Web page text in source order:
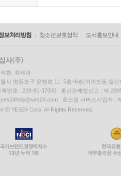
보처리방침 청소년보호정책 도서홍보안내
환, 최세라
시 영등포구 은행로 11, 5층~6층(여의도동,일신
록번호 : 229-81-37000 통신판매업신고 : 제
yes24help@yes24.com 호스팅 서비스사업자 :
ⓒ YES24 Corp. All Rights Reserved.